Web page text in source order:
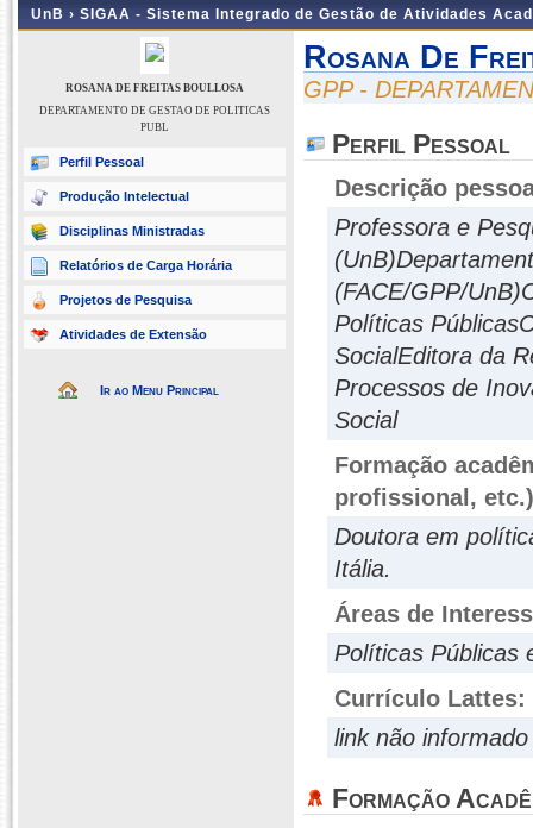
UnB › SIGAA - Sistema Integrado de Gestão de Atividades
ROSANA DE FREITAS BOULLOSA
DEPARTAMENTO DE GESTAO DE POLITICAS
PUBL
Perfil Pessoal
Produção Intelectual
Disciplinas Ministradas
Relatórios de Carga Horária
Projetos de Pesquisa
Atividades de Extensão
Ir ao Menu Principal
Rosana De
GPP -
Perfil Pessoal
Descrição
Professora e
(FACE/GPP/
Políticas
SocialEditora da
Processos de
Social
Formação
profissional, etc.)
Doutora em
Itália.
Áreas de
Políticas Públicas
Currículo Lattes:
link não informado
Formação